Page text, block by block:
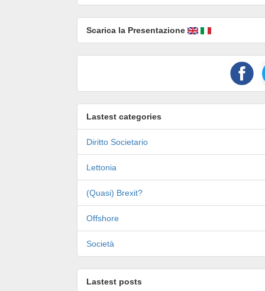
Scarica la Presentazione
Lastest categories
Diritto Societario
Lettonia
(Quasi) Brexit?
Offshore
Società
Lastest posts